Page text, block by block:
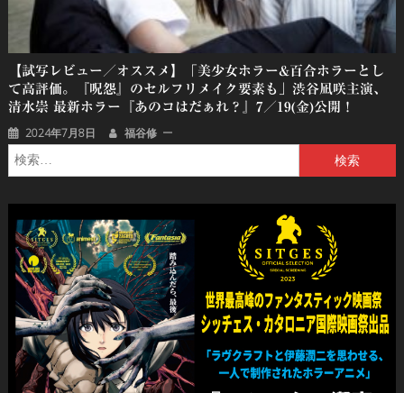
【試写レビュー／オススメ】「美少女ホラー&百合ホラーとし
て高評価。『呪怨』のセルフリメイク要素も」渋谷凪咲主演、
清水崇 最新ホラー『あのコはだぁれ？』7／19(金)公開！
2024年7月8日 福谷修
索: